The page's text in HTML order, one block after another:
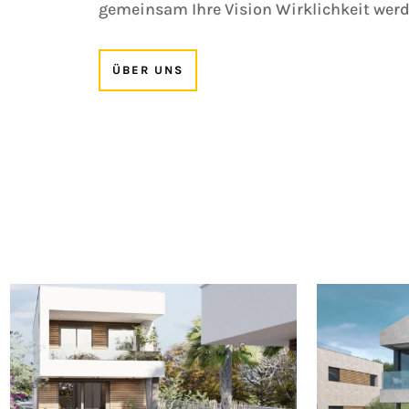
gemeinsam Ihre Vision Wirklichkeit
ÜBER UNS